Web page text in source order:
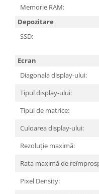
Memorie RAM:
Depozitare
SSD:
Ecran
Diagonala display-ului:
Tipul display-ului:
Tipul de matrice:
Culoarea display-ului:
Rezoluție maximă:
Rata maximă de
Pixel Density: